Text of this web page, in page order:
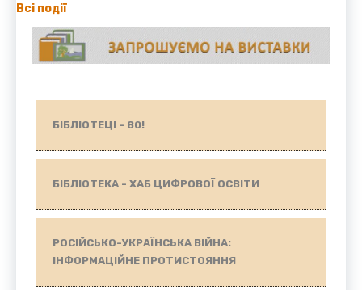
Всі події
БІБЛІОТЕЦІ - 80!
БІБЛІОТЕКА - ХАБ ЦИФРОВОЇ ОСВІТИ
РОСІЙСЬКО-УКРАЇНСЬКА ВІЙНА:
ІНФОРМАЦІЙНЕ ПРОТИСТОЯННЯ